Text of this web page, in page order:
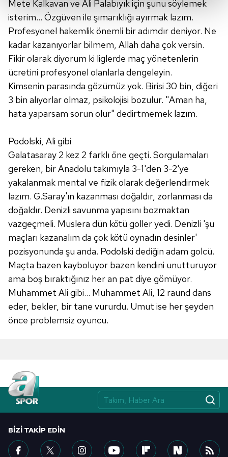
Her halükârda, kullanıcılar, bu çerezlere izin vermedikleri
takdirde, kullanıcılara hedefli reklamlar
gösterilmeyecektir."
Sizlere daha iyi bir hizmet sunabilmek için İnternet
Sitemizde kendimize ve üçüncü kişilere ait çerezler
kullanılmaktadır. Bu çerezler vasıtasıyla çeşitli kişisel
verileriniz işlenmekte olup gerekli olan çerezler bilgi
toplumu hizmetlerinin sunulması amacıyla
kılınması ve kişiselleştirilmesi ve sizlere yönelik
reklam/pazarlama faaliyetlerinin yapılması, amaçlarıyla
sınırlı olarak açık rızanız dahilinde kullanılacaktır.
Çerezlere ilişkin tercihlerinizi aşağıda yer alan panel
vasıtasıyla belirleyebilirsiniz. Çerezlere ilişkin detaylı bilgi
için Ayarlar butonuna tıklayabilir,Çerez Bilgilendirme
Metnimiziziyaret edebilirsiniz.
6698 sayılı Kişisel Verilerin Korunması Kanunu uyarınca
hazırlanmış Aydınlatma Metnimizi okumak ve sitemizde
ilgili mevzuata uygun olarak kullanılan çerezlerle ilgili bilgi
almak için lütfen
tıklayınız .
Mete Kalkavan ve Ali Palabıyık için şunu söylemek
isterim... Özgüven ile şımarıklığı ayırmak lazım.
Profesyonel hakemlik önemli bir adımdır deniyor. Ne
kadar kazanıyorlar bilmem, Allah daha çok versin.
Fikir olarak diyorum ki liglerde maç yönetenlerin
ücretini profesyonel olanlarla dengeleyin.
Kimsenin parasında gözümüz yok. Birisi 30 bin, diğeri
3 bin alıyorlar olmaz, psikolojisi bozulur. "Aman ha,
hata yaparsam sorun olur" dedirtmemek lazım.
Podolski, Ali gibi
Galatasaray 2 kez 2 farklı öne geçti. Sorgulamaları
gereken, bir Anadolu takımıyla 3-1'den 3-2'ye
yakalanmak mental ve fizik olarak değerlendirmek
lazım. G.Saray'ın kazanması doğaldır, zorlanması da
doğaldır. Denizli savunma yapısını bozmaktan
vazgeçmeli. Muslera dün kötü goller yedi. Denizli 'şu
maçları kazanalım da çok kötü oynadın desinler'
pozisyonunda şu anda. Podolski dediğin adam golcü.
Maçta bazen kayboluyor bazen kendini unutturuyor
ama boş bıraktığınız her an pat diye gömüyor.
Muhammet Ali gibi... Muhammet Ali, 12 raund dans
eder, bekler, bir tane vururdu. Umut ise her şeyden
önce problemsiz oyuncu.
BIZI TAKIP EDIN